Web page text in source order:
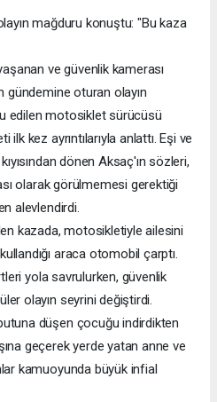
mağduru konuştu: "Bu kaza
ve güvenlik kamerası
gündemine oturan olayın
edilen motosiklet sürücüsü
ilk kez ayrıntılarıyla anlattı. Eşi ve
dönen Aksaç'ın sözleri,
olarak görülmemesi gerektiği
alevlendirdi.
kazada, motosikletiyle ailesini
araca otomobil çarptı.
yola savrulurken, güvenlik
olayın seyrini değiştirdi.
düşen çocuğu indirdikten
geçerek yerde yatan anne ve
kamuoyunda büyük infial